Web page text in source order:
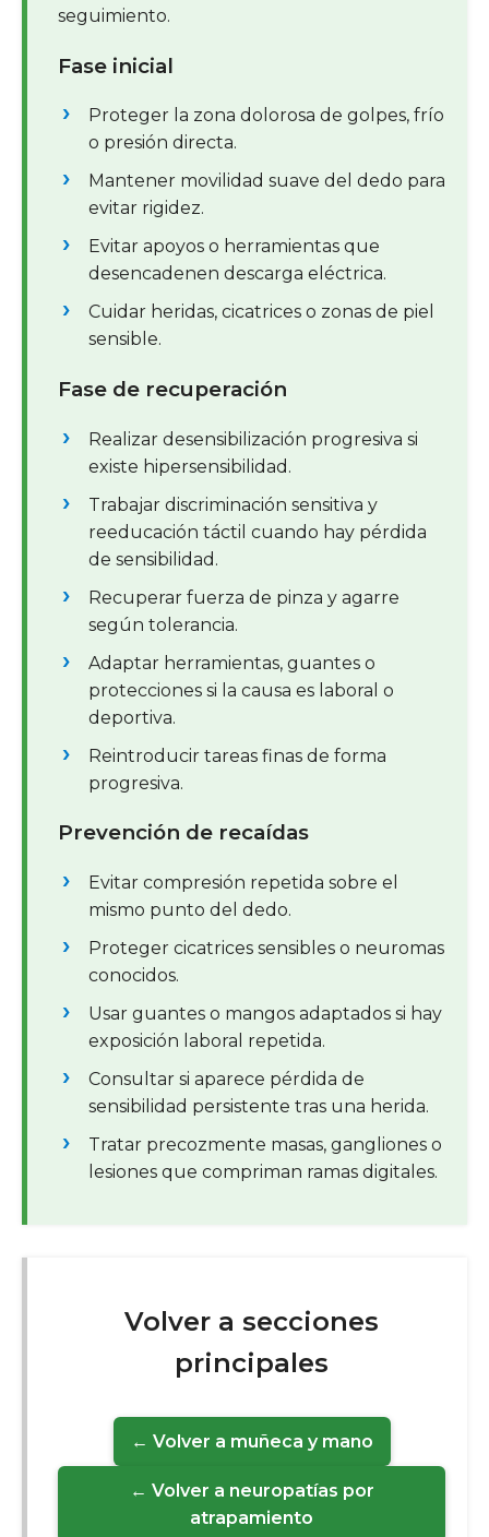
seguimiento.
Fase inicial
Proteger la zona dolorosa de golpes, frío
o presión directa.
Mantener movilidad suave del dedo para
evitar rigidez.
Evitar apoyos o herramientas que
desencadenen descarga eléctrica.
Cuidar heridas, cicatrices o zonas de piel
sensible.
Fase de recuperación
Realizar desensibilización progresiva si
existe hipersensibilidad.
Trabajar discriminación sensitiva y
reeducación táctil cuando hay pérdida
de sensibilidad.
Recuperar fuerza de pinza y agarre
según tolerancia.
Adaptar herramientas, guantes o
protecciones si la causa es laboral o
deportiva.
Reintroducir tareas finas de forma
progresiva.
Prevención de recaídas
Evitar compresión repetida sobre el
mismo punto del dedo.
Proteger cicatrices sensibles o neuromas
conocidos.
Usar guantes o mangos adaptados si hay
exposición laboral repetida.
Consultar si aparece pérdida de
sensibilidad persistente tras una herida.
Tratar precozmente masas, gangliones o
lesiones que compriman ramas digitales.
Volver a secciones
principales
← Volver a muñeca y mano
← Volver a neuropatías por
atrapamiento